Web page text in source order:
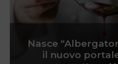
Nasce
il nuovo